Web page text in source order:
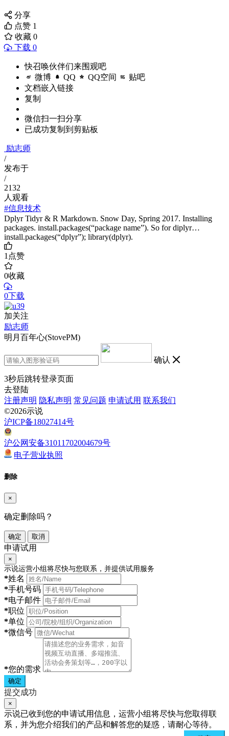
分享
点赞 1
收藏 0
下载 0
快召唤伙伴们来围观吧
微博 QQ QQ空间 贴吧
文档嵌入链接
复制
微信扫一扫分享
已成功复制到剪贴板
励志师
/
发布于
/
2132
人观看
#信息技术
Dplyr Tidyr & R Markdown. Snow Day, Spring 2017. Installing
packages. install.packages(“package name”). So for diplyr…
install.packages(“dplyr”); library(dplyr).
1点赞
0收藏
0下载
加关注
励志师
明月百年心(StovePM)
确认
3秒后跳转登录页面
去登陆
注册声明 隐私声明 常见问题 申请试用 联系我们
©2026示说
沪ICP备18027414号
沪公网安备31011702004679号
电子营业执照
删除
×
确定删除吗？
确定 取消
申请试用
×
示说运营小组将尽快与您联系，并提供试用服务
*姓名
*手机号码
*电子邮件
*职位
*单位
*微信号
*您的需求
确定
提交成功
×
示说已收到您的申请试用信息，运营小组将尽快与您取得联
系，并为您介绍我们的产品和解答您的疑惑，请耐心等待。